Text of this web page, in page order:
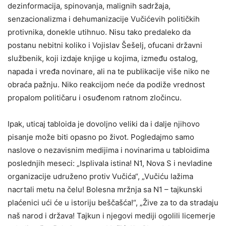
dezinformacija, spinovanja, malignih sadržaja,
senzacionalizma i dehumanizacije Vučićevih političkih
protivnika, donekle utihnuo. Nisu tako predaleko da
postanu nebitni koliko i Vojislav Šešelj, ofucani državni
službenik, koji izdaje knjige u kojima, između ostalog,
napada i vređa novinare, ali na te publikacije više niko ne
obraća pažnju. Niko reakcijom neće da podiže vrednost
propalom političaru i osuđenom ratnom zločincu.
Ipak, uticaj tabloida je dovoljno veliki da i dalje njihovo
pisanje može biti opasno po život. Pogledajmo samo
naslove o nezavisnim medijima i novinarima u tabloidima
poslednjih meseci: „Isplivala istina! N1, Nova S i nevladine
organizacije udruženo protiv Vučića“, „Vučiću lažima
nacrtali metu na čelu! Bolesna mržnja sa N1 – tajkunski
plaćenici ući će u istoriju beščašća!“, „Žive za to da stradaju
naš narod i država! Tajkun i njegovi mediji ogolili licemerje